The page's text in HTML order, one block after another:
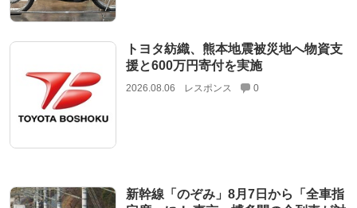
トヨタ紡織、熊本地震被災地へ物資支
援と600万円寄付を実施
2026.08.06 レスポンス 0
新幹線「のぞみ」8月7日から「全車指